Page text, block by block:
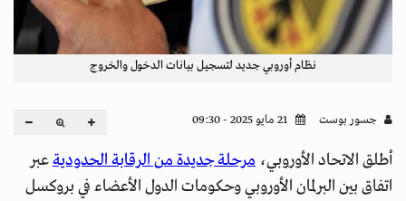
نظام أوروبي جديد لتسجيل بيانات الدخول والخروج
جسور بوست
أطلق الاتحاد الأوروبي، مرحلة جديدة من الرقابة الحدوديةعبر
اتفاق بين البرلمان الأوروبي وحكومات الدول الأعضاء في بروكسل